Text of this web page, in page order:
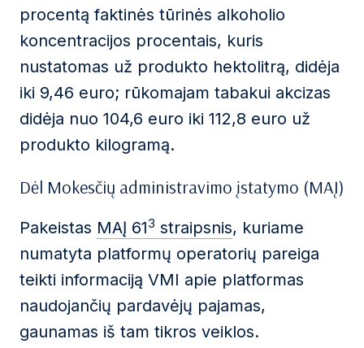
procentą faktinės tūrinės alkoholio
koncentracijos procentais, kuris
nustatomas už produkto hektolitrą, didėja
iki 9,46 euro; rūkomajam tabakui akcizas
didėja nuo 104,6 euro iki 112,8 euro už
produkto kilogramą.
Dėl Mokesčių administravimo įstatymo (MAĮ)
Pakeistas MAĮ 613 straipsnis, kuriame
numatyta platformų operatorių pareiga
teikti informaciją VMI apie platformas
naudojančių pardavėjų pajamas,
gaunamas iš tam tikros veiklos.